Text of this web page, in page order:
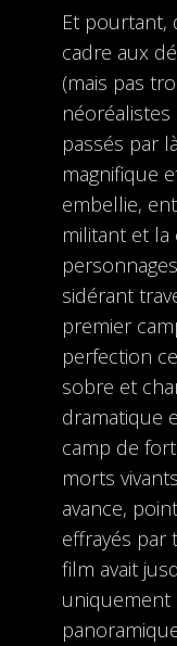
Et pourtant,
cadre aux
(mais pas
passés par
magnifique
embellie,
militant et
sidérant
premier
perfection
sobre et
dramatique
camp de
morts
avance,
effrayés par
film avait
uniquement